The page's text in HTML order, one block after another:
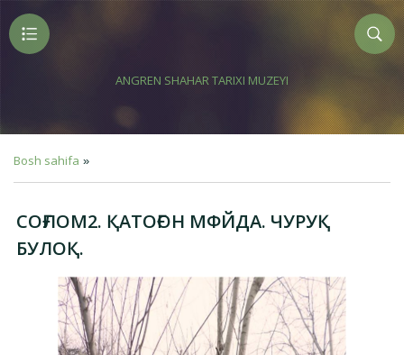
ANGREN SHAHAR TARIXI MUZEYI
Bosh sahifa »
СОҒЛОМ2. ҚАТОҒОН МФЙДА. ЧУРУҚ
БУЛОҚ.